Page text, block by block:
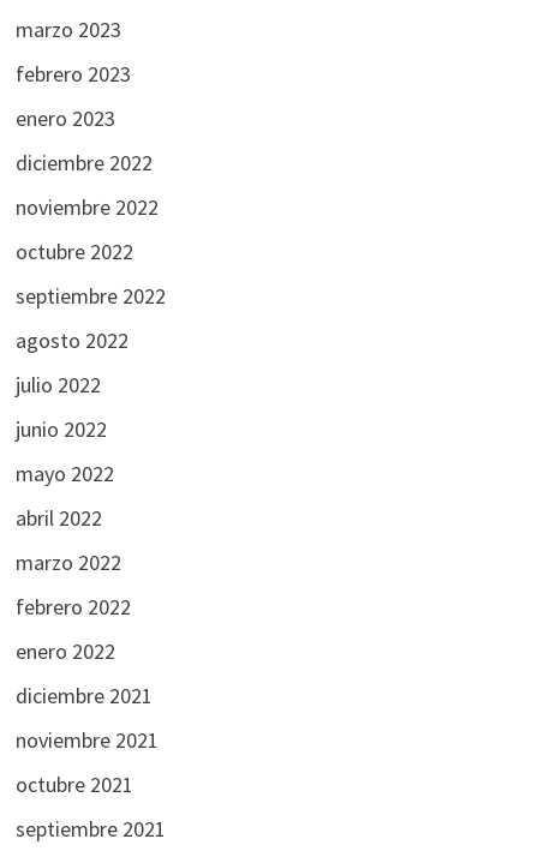
marzo 2023
febrero 2023
enero 2023
diciembre 2022
noviembre 2022
octubre 2022
septiembre 2022
agosto 2022
julio 2022
junio 2022
mayo 2022
abril 2022
marzo 2022
febrero 2022
enero 2022
diciembre 2021
noviembre 2021
octubre 2021
septiembre 2021